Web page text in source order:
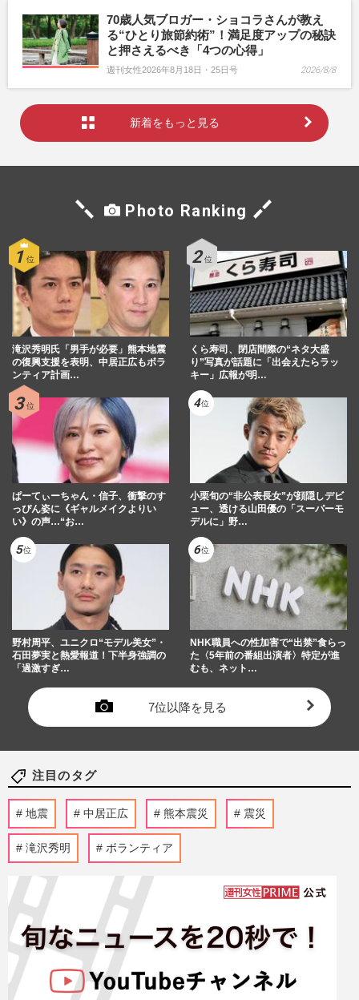
70歳人気ブロガー・ショコラさんが教え
る“ひとり旅節約術”！満足度アップの秘訣
と押さえるべき「4つの心得」
週刊女性2026年8月18日・25日号 2026/8/8
新着をもっと見る
Photo Ranking
滝沢秀明氏「男手が必要」熊本地震
の復興支援を表明、中居正広もボラ
ンティア計画…
くら寿司、閉店間際の“ネタ大盛
り”写真が話題に「出会えたらラッ
キー」広報が明…
ぱーてぃーちゃん・信子、衝撃のす
っぴん姿に《ギャルメイクよりい
い》の声…“お…
小栗旬の“非公表長女”が顔隠しデビ
ュー、透ける山田優の「スーパーモ
デルに」野…
野村周平、ユニクロ“モデル美女”・
石田夢実と熱愛報道！下半身強調の
「過激すぎ…
NHK職員への性加害で“出禁”食らっ
た〈5年前の番組出演者〉特定が進
むも、ネット…
7位以降を見る
注目のタグ
地震 中居正広 熊本震災 震災
滝沢秀明 ボランティア